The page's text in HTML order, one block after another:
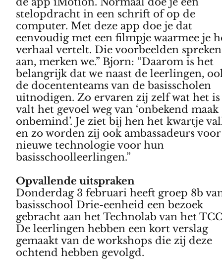
stelopdracht in een schrift of op de
computer. Met deze app doe je dat
eenvoudig met een filmpje waarmee je
verhaal vertelt. Die voorbeelden spreken
aan, merken we.” Bjorn: “Daarom is het
belangrijk dat we naast de leerlingen,
de docententeams van de basisscholen
uitnodigen. Zo ervaren zij zelf wat het is
valt het gevoel weg van ‘onbekend maak
onbemind’. Je ziet bij hen het kwartje
en zo worden zij ook ambassadeurs voor
nieuwe technologie voor hun
basisschoolleerlingen.”
Opvallende uitspraken
Donderdag 3 februari heeft groep 8b
basisschool Drie-eenheid een bezoek
gebracht aan het Technolab van het
De leerlingen hebben een kort verslag
gemaakt van de workshops die zij deze
ochtend hebben gevolgd.